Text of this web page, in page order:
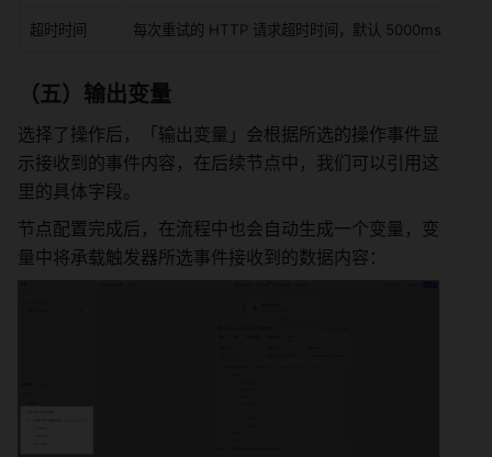
超时时间 每次重试的 HTTP 请求超时时间，默认 5000ms
（五） 输出变量
选择了操作后，「输出变量」会根据所选的操作事件显
示接收到的事件内容，在后续节点中，我们可以引用这
里的具体字段。
节点配置完成后，在流程中也会自动生成一个变量，变
量中将承载触发器所选事件接收到的数据内容：